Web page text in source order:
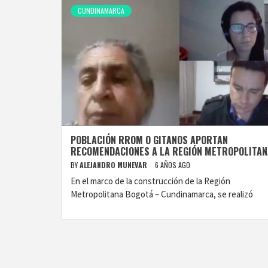
CUNDINAMARCA
POBLACIÓN RROM O GITANOS APORTAN
RECOMENDACIONES A LA REGIÓN
BYALEJANDRO MUNEVAR 6 AÑOS AGO
En el marco de la construcción de la Región
Metropolitana Bogotá – Cundinamarca, se realizó